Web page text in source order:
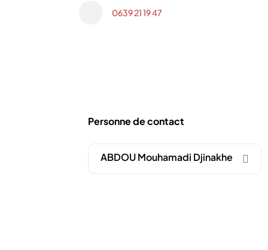
0639 21 19 47
Personne de contact
ABDOU Mouhamadi Djinakhe